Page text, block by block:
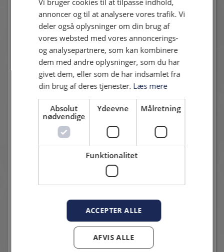
ikke mindst de fantastiske fans, der altid har støttet mig i
klubben.
Tusind tak for alle 303 kampe Magnus. Vi ønsker dig alt det
bedste for fremtiden.
Andre nyheder
25. juli 2026 - Karsten Madsen
To debutanter og et comeback
annoncer og til at analysere vores trafik. Vi
deler også oplysninger om din brug af
vores websted med vores annoncerings-
og analysepartnere, som kan kombinere
dem med andre oplysninger, som du har
givet dem, eller som de har indsamlet fra
din brug af deres tjenester. Læs mere
Absolut
nødvendige
Ydeevne Målretning
Funktionalitet
ACCEPTER ALLE
AFVIS ALLE